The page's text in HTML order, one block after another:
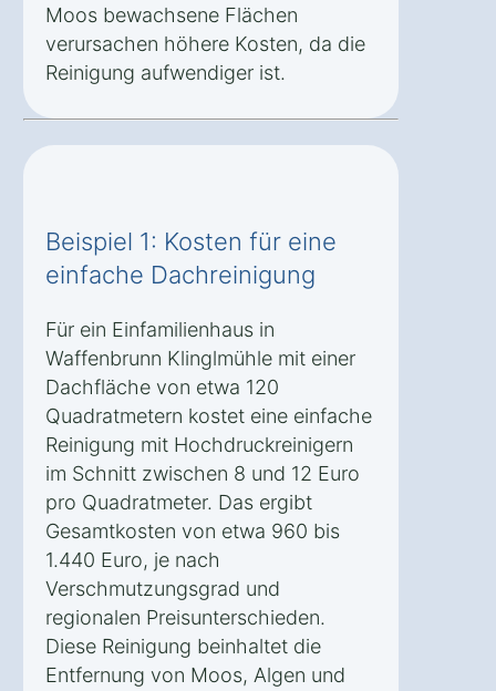
Moos bewachsene Flächen
verursachen höhere Kosten, da die
Reinigung aufwendiger ist.
Beispiel 1: Kosten für eine
einfache Dachreinigung
Für ein Einfamilienhaus in
Waffenbrunn Klinglmühle mit einer
Dachfläche von etwa 120
Quadratmetern kostet eine einfache
Reinigung mit Hochdruckreinigern
im Schnitt zwischen 8 und 12 Euro
pro Quadratmeter. Das ergibt
Gesamtkosten von etwa 960 bis
1.440 Euro, je nach
Verschmutzungsgrad und
regionalen Preisunterschieden.
Diese Reinigung beinhaltet die
Entfernung von Moos, Algen und